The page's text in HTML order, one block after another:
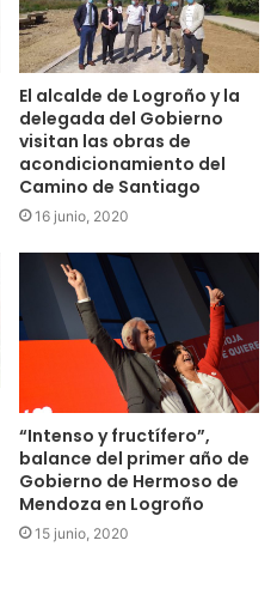
El alcalde de Logroño y la
delegada del Gobierno
visitan las obras de
acondicionamiento del
Camino de Santiago
16 junio, 2020
“Intenso y fructífero”,
balance del primer año de
Gobierno de Hermoso de
Mendoza en Logroño
15 junio, 2020